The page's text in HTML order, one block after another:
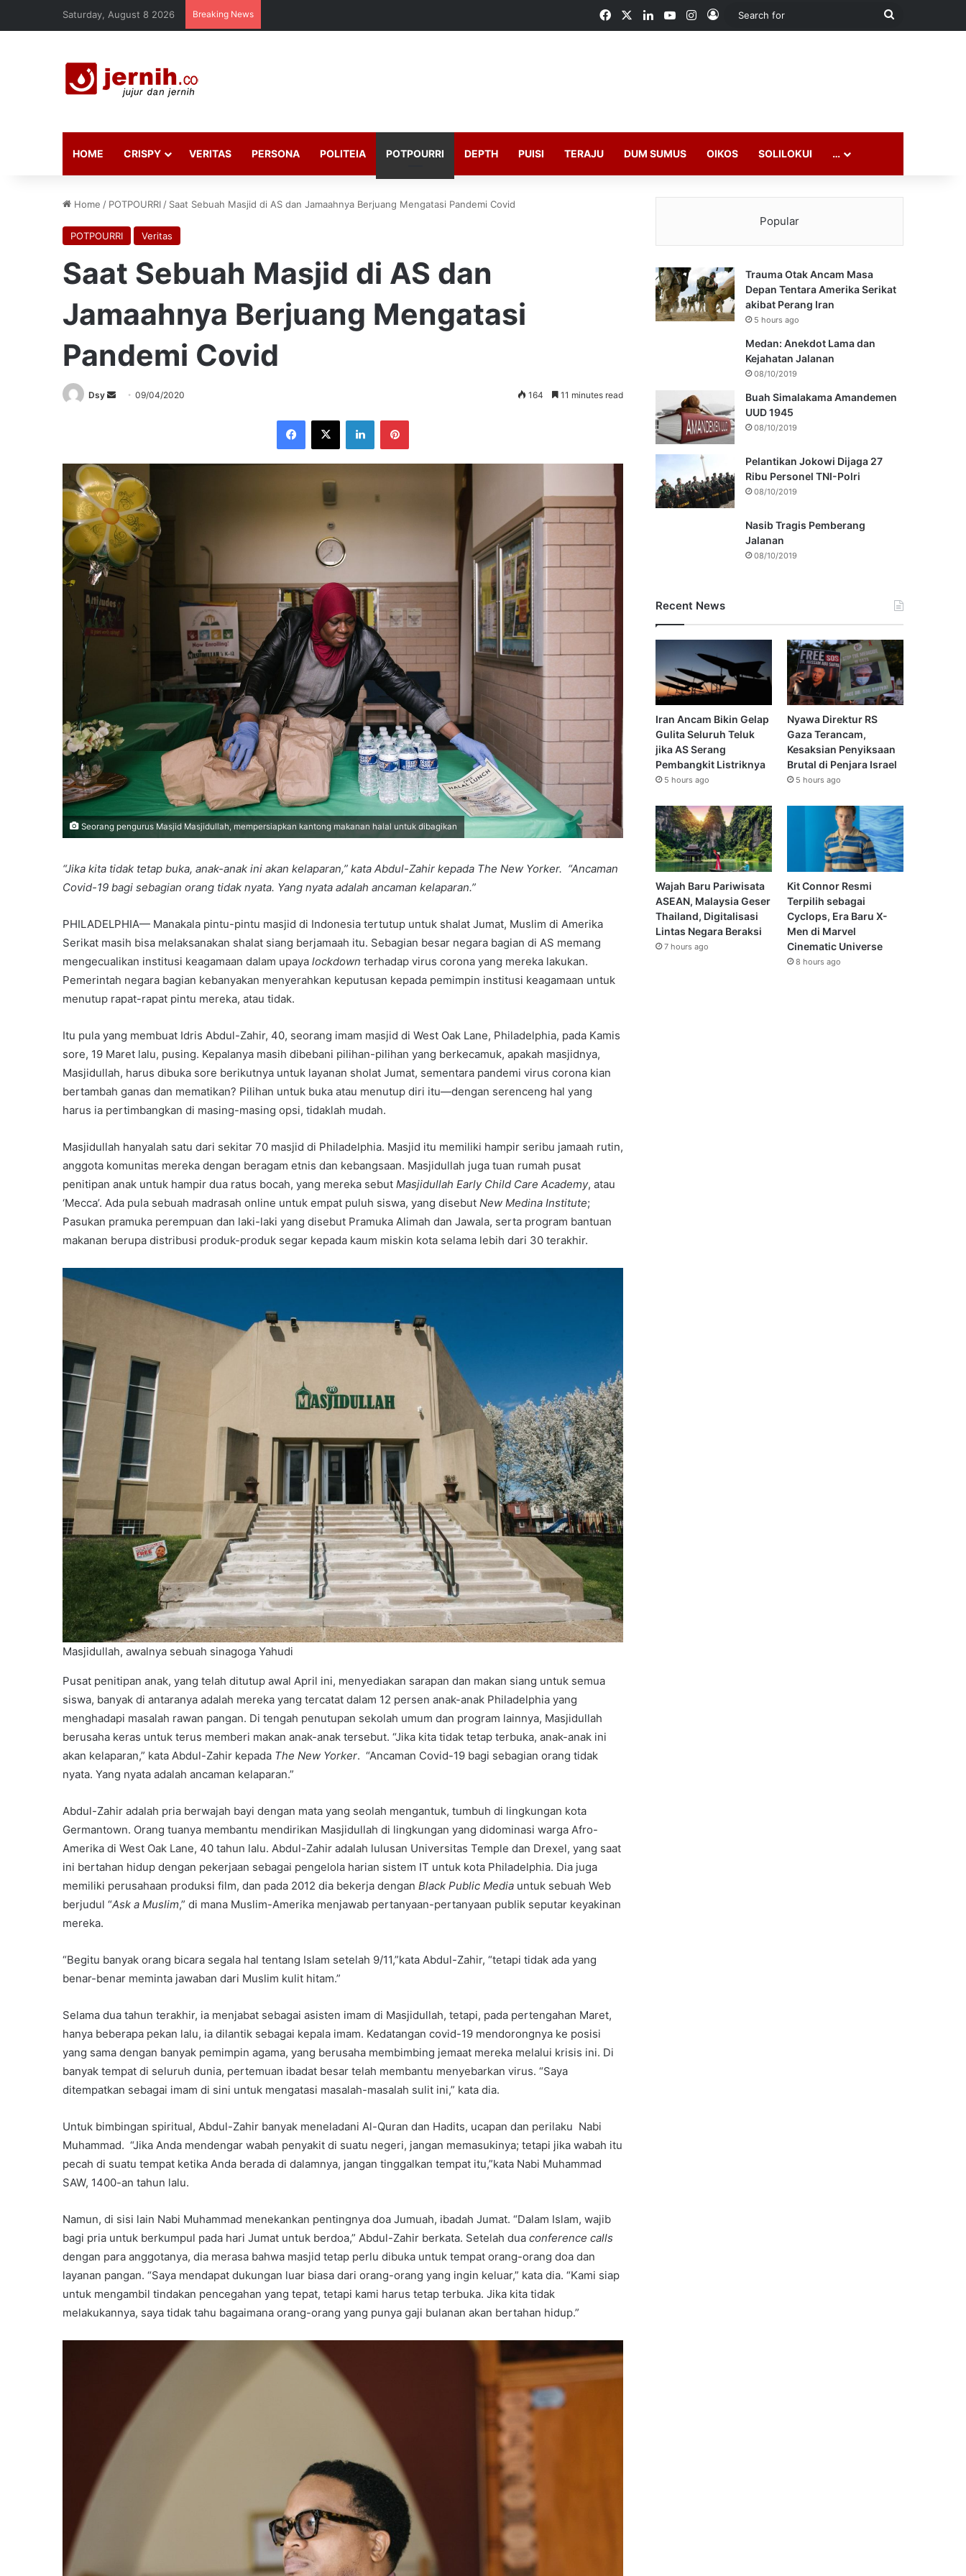
Saturday, August 8 2026 Breaking News FacebookLinkedInYouTubeInstagram
Log In
Search
HOME CRISPY VERITAS PERSONA POLITEIA POTPOURRI DEPTH PUISI TERAJU DUM SUMUS OIKOS SOLILOKUI …
Home / POTPOURRI / Saat Sebuah Masjid di AS dan Jamaahnya Berjuang Mengatasi Pandemi Covid
POTPOURRI Veritas
Saat Sebuah Masjid di AS dan
Jamaahnya Berjuang Mengatasi
Pandemi Covid
Dsy
Send09/04/2020 164 11 minutes read
Facebook
X LinkedInPinterest
Seorang pengurus Masjid Masjidullah, mempersiapkan kantong makanan halal untuk dibagikan
“Jika kita tidak tetap buka, anak-anak ini akan kelaparan,” kata Abdul-Zahir kepada The New Yorker. “Ancaman
Covid-19 bagi sebagian orang tidak nyata. Yang nyata adalah ancaman kelaparan.”
PHILADELPHIA— Manakala pintu-pintu masjid di Indonesia tertutup untuk shalat Jumat, Muslim di Amerika
Serikat masih bisa melaksanakan shalat siang berjamaah itu. Sebagian besar negara bagian di AS memang
mengecualikan institusi keagamaan dalam upaya lockdown terhadap virus corona yang mereka lakukan.
Pemerintah negara bagian kebanyakan menyerahkan keputusan kepada pemimpin institusi keagamaan untuk
menutup rapat-rapat pintu mereka, atau tidak.
Itu pula yang membuat Idris Abdul-Zahir, 40, seorang imam masjid di West Oak Lane, Philadelphia, pada Kamis
sore, 19 Maret lalu, pusing. Kepalanya masih dibebani pilihan-pilihan yang berkecamuk, apakah masjidnya,
Masjidullah, harus dibuka sore berikutnya untuk layanan sholat Jumat, sementara pandemi virus corona kian
bertambah ganas dan mematikan? Pilihan untuk buka atau menutup diri itu—dengan serenceng hal yang
harus ia pertimbangkan di masing-masing opsi, tidaklah mudah.
Masjidullah hanyalah satu dari sekitar 70 masjid di Philadelphia. Masjid itu memiliki hampir seribu jamaah rutin,
anggota komunitas mereka dengan beragam etnis dan kebangsaan. Masjidullah juga tuan rumah pusat
penitipan anak untuk hampir dua ratus bocah, yang mereka sebut Masjidullah Early Child Care Academy, atau
‘Mecca’. Ada pula sebuah madrasah online untuk empat puluh siswa, yang disebut New Medina Institute;
Pasukan pramuka perempuan dan laki-laki yang disebut Pramuka Alimah dan Jawala, serta program bantuan
makanan berupa distribusi produk-produk segar kepada kaum miskin kota selama lebih dari 30 terakhir.
Masjidullah, awalnya sebuah sinagoga Yahudi
Pusat penitipan anak, yang telah ditutup awal April ini, menyediakan sarapan dan makan siang untuk semua
siswa, banyak di antaranya adalah mereka yang tercatat dalam 12 persen anak-anak Philadelphia yang
menghadapi masalah rawan pangan. Di tengah penutupan sekolah umum dan program lainnya, Masjidullah
berusaha keras untuk terus memberi makan anak-anak tersebut. “Jika kita tidak tetap terbuka, anak-anak ini
akan kelaparan,” kata Abdul-Zahir kepada The New Yorker. “Ancaman Covid-19 bagi sebagian orang tidak
nyata. Yang nyata adalah ancaman kelaparan.”
Abdul-Zahir adalah pria berwajah bayi dengan mata yang seolah mengantuk, tumbuh di lingkungan kota
Germantown. Orang tuanya membantu mendirikan Masjidullah di lingkungan yang didominasi warga Afro-
Amerika di West Oak Lane, 40 tahun lalu. Abdul-Zahir adalah lulusan Universitas Temple dan Drexel, yang saat
ini bertahan hidup dengan pekerjaan sebagai pengelola harian sistem IT untuk kota Philadelphia. Dia juga
memiliki perusahaan produksi film, dan pada 2012 dia bekerja dengan Black Public Media untuk sebuah Web
berjudul “Ask a Muslim,” di mana Muslim-Amerika menjawab pertanyaan-pertanyaan publik seputar keyakinan
mereka.
“Begitu banyak orang bicara segala hal tentang Islam setelah 9/11,”kata Abdul-Zahir, “tetapi tidak ada yang
benar-benar meminta jawaban dari Muslim kulit hitam.”
Selama dua tahun terakhir, ia menjabat sebagai asisten imam di Masjidullah, tetapi, pada pertengahan Maret,
hanya beberapa pekan lalu, ia dilantik sebagai kepala imam. Kedatangan covid-19 mendorongnya ke posisi
yang sama dengan banyak pemimpin agama, yang berusaha membimbing jemaat mereka melalui krisis ini. Di
banyak tempat di seluruh dunia, pertemuan ibadat besar telah membantu menyebarkan virus. “Saya
ditempatkan sebagai imam di sini untuk mengatasi masalah-masalah sulit ini,” kata dia.
Untuk bimbingan spiritual, Abdul-Zahir banyak meneladani Al-Quran dan Hadits, ucapan dan perilaku Nabi
Muhammad. “Jika Anda mendengar wabah penyakit di suatu negeri, jangan memasukinya; tetapi jika wabah itu
pecah di suatu tempat ketika Anda berada di dalamnya, jangan tinggalkan tempat itu,”kata Nabi Muhammad
SAW, 1400-an tahun lalu.
Namun, di sisi lain Nabi Muhammad menekankan pentingnya doa Jumuah, ibadah Jumat. “Dalam Islam, wajib
bagi pria untuk berkumpul pada hari Jumat untuk berdoa,” Abdul-Zahir berkata. Setelah dua conference calls
dengan para anggotanya, dia merasa bahwa masjid tetap perlu dibuka untuk tempat orang-orang doa dan
layanan pangan. “Saya mendapat dukungan luar biasa dari orang-orang yang ingin keluar,” kata dia. “Kami siap
untuk mengambil tindakan pencegahan yang tepat, tetapi kami harus tetap terbuka. Jika kita tidak
melakukannya, saya tidak tahu bagaimana orang-orang yang punya gaji bulanan akan bertahan hidup.”
Popular
Trauma Otak Ancam Masa
Depan Tentara Amerika Serikat
akibat Perang Iran
5 hours ago
Medan: Anekdot Lama dan
Kejahatan Jalanan
08/10/2019
Buah Simalakama Amandemen
UUD 1945
08/10/2019
Pelantikan Jokowi Dijaga 27
Ribu Personel TNI-Polri
08/10/2019
Nasib Tragis Pemberang
Jalanan
08/10/2019
Recent News
Iran Ancam Bikin Gelap
Gulita Seluruh Teluk
jika AS Serang
Pembangkit Listriknya
5 hours ago
Nyawa Direktur RS
Gaza Terancam,
Kesaksian Penyiksaan
Brutal di Penjara Israel
5 hours ago
Wajah Baru Pariwisata
ASEAN, Malaysia Geser
Thailand, Digitalisasi
Lintas Negara Beraksi
7 hours ago
Kit Connor Resmi
Terpilih sebagai
Cyclops, Era Baru X-
Men di Marvel
Cinematic Universe
8 hours ago